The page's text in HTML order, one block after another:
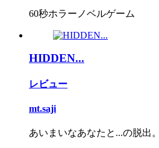
60秒ホラーノベルゲーム
HIDDEN...
レビュー
mt.saji
あいまいなあなたと...の脱出。